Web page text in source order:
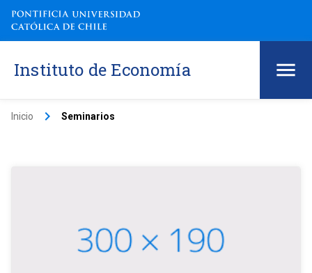
Instituto de Economía
Inicio keyboard_arrow_right Seminarios